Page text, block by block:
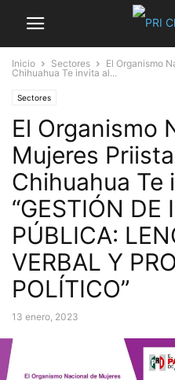
Inicio Sectores
El Organismo
Chihuahua Te invita al...
Sectores
El Organismo
Mujeres
Chihuahua Te
“GESTIÓN DE
PÚBLICA:
VERBAL Y
POLÍTICO”
13 enero, 2023